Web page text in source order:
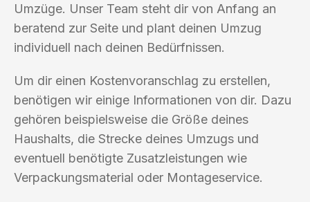
Umzüge. Unser Team steht dir von Anfang an
beratend zur Seite und plant deinen Umzug
individuell nach deinen Bedürfnissen.
Um dir einen Kostenvoranschlag zu erstellen,
benötigen wir einige Informationen von dir. Dazu
gehören beispielsweise die Größe deines
Haushalts, die Strecke deines Umzugs und
eventuell benötigte Zusatzleistungen wie
Verpackungsmaterial oder Montageservice.